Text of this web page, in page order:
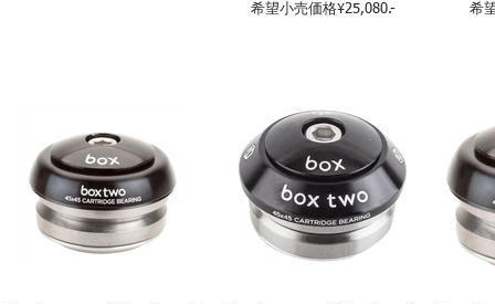
希望小売価格¥25,080.- 希